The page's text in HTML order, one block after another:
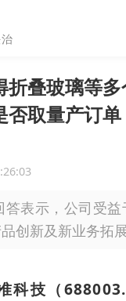
折叠玻璃等
否取量产订
答表示，公司受
创新及新业务拓展
科技（